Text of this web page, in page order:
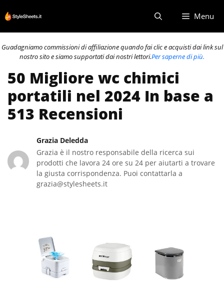
al
contenuto
Menu
Guadagniamo commissioni di affiliazione quando fai clic e acquisti dai link sul
nostro sito e siamo supportati dai nostri lettori.Per saperne di più.
50 Migliore wc chimici
portatili nel 2024 In base a
513 Recensioni
Grazia Deledda
Grazia è il nostro responsabile della ricerca sui
prodotti che lavora 24 ore su 24 per aiutarti a trovare
la giusta corrispondenza. Puoi contattarla a
grazia@stylesheets.it